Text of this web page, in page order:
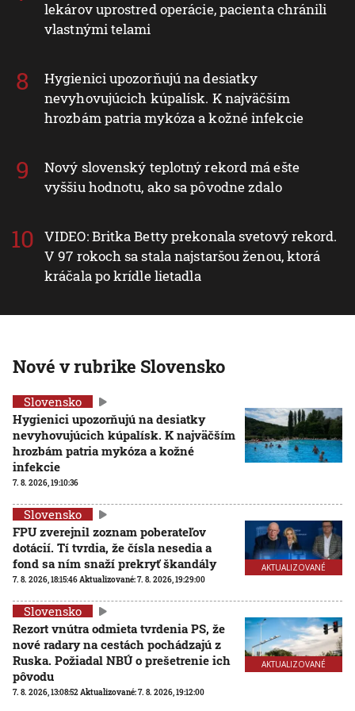
lekárov uprostred operácie, pacienta chránili
vlastnými telami
Hygienici upozorňujú na desiatky
nevyhovujúcich kúpalísk. K najväčším
hrozbám patria mykóza a kožné infekcie
Nový slovenský teplotný rekord má ešte
vyššiu hodnotu, ako sa pôvodne zdalo
VIDEO: Britka Betty prekonala svetový rekord.
V 97 rokoch sa stala najstaršou ženou, ktorá
kráčala po krídle lietadla
Nové v rubrike Slovensko
Slovensko
Hygienici upozorňujú na desiatky
nevyhovujúcich kúpalísk. K najväčším
hrozbám patria mykóza a kožné
infekcie
7. 8. 2026, 19:10:36
AKTUALIZOVANÉ
Slovensko
FPU zverejnil zoznam poberateľov
dotácií. Tí tvrdia, že čísla nesedia a
fond sa ním snaží prekryť škandály
7. 8. 2026, 18:15:46Aktualizované:7. 8. 2026, 19:29:00
AKTUALIZOVANÉ
Slovensko
Rezort vnútra odmieta tvrdenia PS, že
nové radary na cestách pochádzajú z
Ruska. Požiadal NBÚ o prešetrenie ich
pôvodu
7. 8. 2026, 13:08:52Aktualizované:7. 8. 2026, 19:12:00